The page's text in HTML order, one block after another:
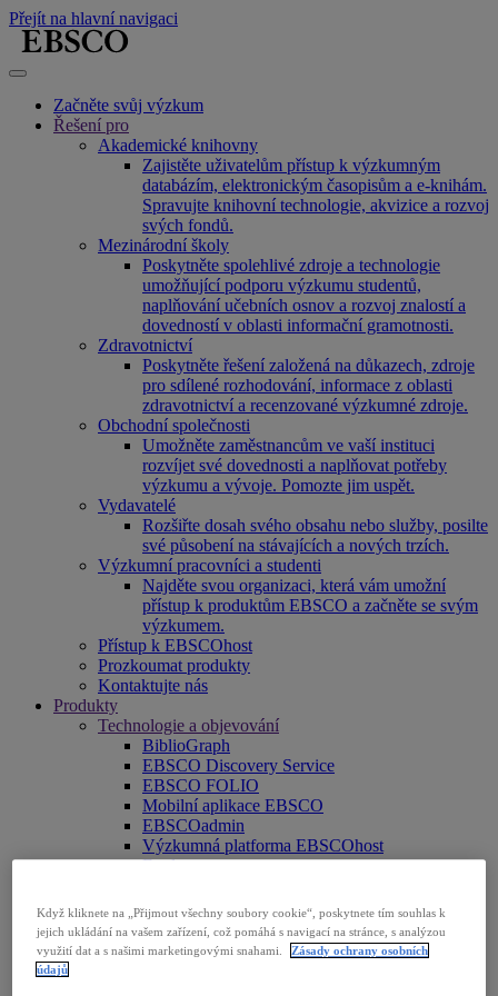
Přejít na hlavní navigaci
Začněte svůj výzkum
Řešení pro
Akademické knihovny
Zajistěte uživatelům přístup k výzkumným
databázím, elektronickým časopisům a e-knihám.
Spravujte knihovní technologie, akvizice a rozvoj
svých fondů.
Mezinárodní školy
Poskytněte spolehlivé zdroje a technologie
umožňující podporu výzkumu studentů,
naplňování učebních osnov a rozvoj znalostí a
dovedností v oblasti informační gramotnosti.
Zdravotnictví
Poskytněte řešení založená na důkazech, zdroje
pro sdílené rozhodování, informace z oblasti
zdravotnictví a recenzované výzkumné zdroje.
Obchodní společnosti
Umožněte zaměstnancům ve vaší instituci
rozvíjet své dovednosti a naplňovat potřeby
výzkumu a vývoje. Pomozte jim uspět.
Vydavatelé
Rozšiřte dosah svého obsahu nebo služby, posilte
své působení na stávajících a nových trzích.
Výzkumní pracovníci a studenti
Najděte svou organizaci, která vám umožní
přístup k produktům EBSCO a začněte se svým
výzkumem.
Přístup k EBSCOhost
Prozkoumat produkty
Kontaktujte nás
Produkty
Technologie a objevování
BiblioGraph
EBSCO Discovery Service
EBSCO FOLIO
Mobilní aplikace EBSCO
EBSCOadmin
Výzkumná platforma EBSCOhost
Explora
EBSCO OpenAthens
Panorama
Stacks
Když kliknete na „Přijmout všechny soubory cookie“, poskytnete tím souhlas k
jejich ukládání na vašem zařízení, což pomáhá s navigací na stránce, s analýzou
využití dat a s našimi marketingovými snahami.
Zásady ochrany osobních
údajů